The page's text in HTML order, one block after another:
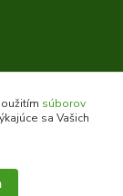
súborov
sa Vašich